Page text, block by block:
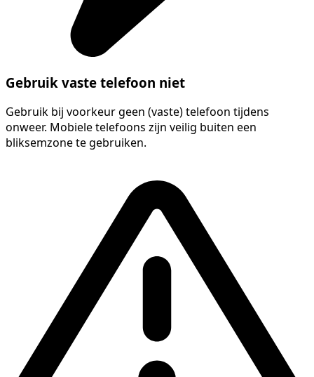
Gebruik vaste telefoon niet
Gebruik bij voorkeur geen (vaste) telefoon tijdens
onweer. Mobiele telefoons zijn veilig buiten een
bliksemzone te gebruiken.